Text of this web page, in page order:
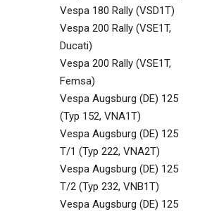
Vespa 180 Rally (VSD1T)
Vespa 200 Rally (VSE1T,
Ducati)
Vespa 200 Rally (VSE1T,
Femsa)
Vespa Augsburg (DE) 125
(Typ 152, VNA1T)
Vespa Augsburg (DE) 125
T/1 (Typ 222, VNA2T)
Vespa Augsburg (DE) 125
T/2 (Typ 232, VNB1T)
Vespa Augsburg (DE) 125